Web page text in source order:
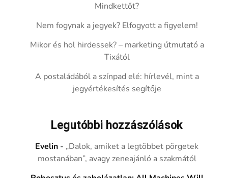
Mindkettőt?
Nem fogynak a jegyek? Elfogyott a figyelem!
Mikor és hol hirdessek? – marketing útmutató a
Tixától
A postaládából a színpad elé: hírlevél, mint a
jegyértékesítés segítője
Legutóbbi hozzászólások
Evelin - „Dalok, amiket a legtöbbet pörgetek
mostanában”, avagy zeneajánló a szakmától